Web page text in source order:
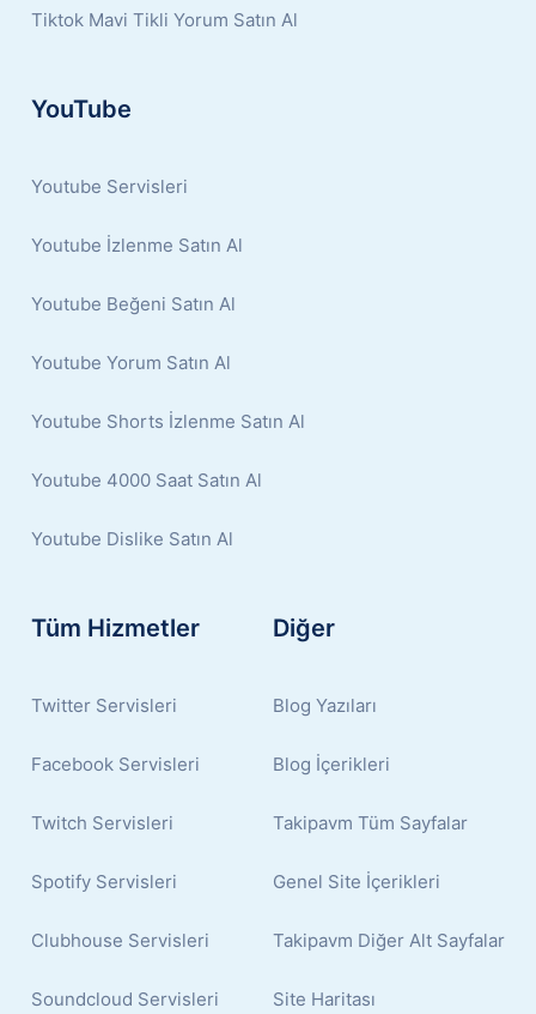
Tiktok Mavi Tikli Yorum Satın Al
YouTube
Youtube Servisleri
Youtube İzlenme Satın Al
Youtube Beğeni Satın Al
Youtube Yorum Satın Al
Youtube Shorts İzlenme Satın Al
Youtube 4000 Saat Satın Al
Youtube Dislike Satın Al
Tüm Hizmetler
Twitter Servisleri
Facebook Servisleri
Twitch Servisleri
Spotify Servisleri
Clubhouse Servisleri
Soundcloud Servisleri
Diğer
Blog Yazıları
Blog İçerikleri
Takipavm Tüm Sayfalar
Genel Site İçerikleri
Takipavm Diğer Alt Sayfalar
Site Haritası